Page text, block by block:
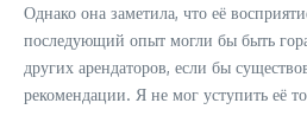
Однако она заметила, что её
последующий опыт могли бы быть
других арендаторов, если бы
рекомендации. Я не мог уступить её